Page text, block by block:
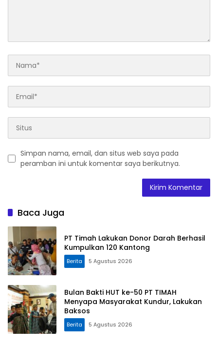
Simpan nama, email, dan situs web saya pada
peramban ini untuk komentar saya berikutnya.
Baca Juga
PT Timah Lakukan Donor Darah Berhasil
Kumpulkan 120 Kantong
Berita 5 Agustus 2026
Bulan Bakti HUT ke-50 PT TIMAH
Menyapa Masyarakat Kundur, Lakukan
Baksos
Berita 5 Agustus 2026